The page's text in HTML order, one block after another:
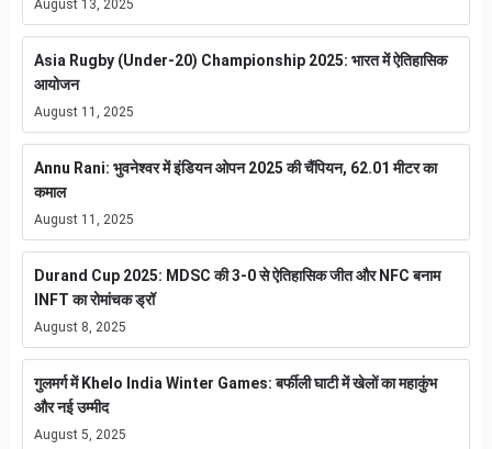
August 13, 2025
Asia Rugby (Under-20) Championship 2025: भारत में ऐतिहासिक
आयोजन
August 11, 2025
Annu Rani: भुवनेश्वर में इंडियन ओपन 2025 की चैंपियन, 62.01 मीटर का
कमाल
August 11, 2025
Durand Cup 2025: MDSC की 3-0 से ऐतिहासिक जीत और NFC बनाम
INFT का रोमांचक ड्रॉ
August 8, 2025
गुलमर्ग में Khelo India Winter Games: बर्फीली घाटी में खेलों का महाकुंभ
और नई उम्मीद
August 5, 2025